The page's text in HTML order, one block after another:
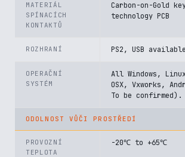
MATERIÁL
SPÍNACÍCH
KONTAKTŮ
Carbon-on-Gold
technology PCB
ROZHRANÍ PS2, USB available
OPERAČNÍ
SYSTÉM
All Windows,
OSX, Vxworks,
To be confirmed).
ODOLNOST VŮČI PROSTŘEDÍ
PROVOZNÍ
TEPLOTA
-20℃ to +65℃